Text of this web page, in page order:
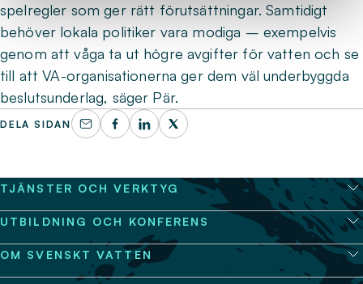
spelregler som ger rätt förutsättningar. Samtidigt
behöver lokala politiker vara modiga – exempelvis
genom att våga ta ut högre avgifter för vatten och se
till att VA-organisationerna ger dem väl underbyggda
beslutsunderlag, säger Pär.
DELA SIDAN
TJÄNSTER OCH VERKTYG
UTBILDNING OCH KONFERENS
OM SVENSKT VATTEN